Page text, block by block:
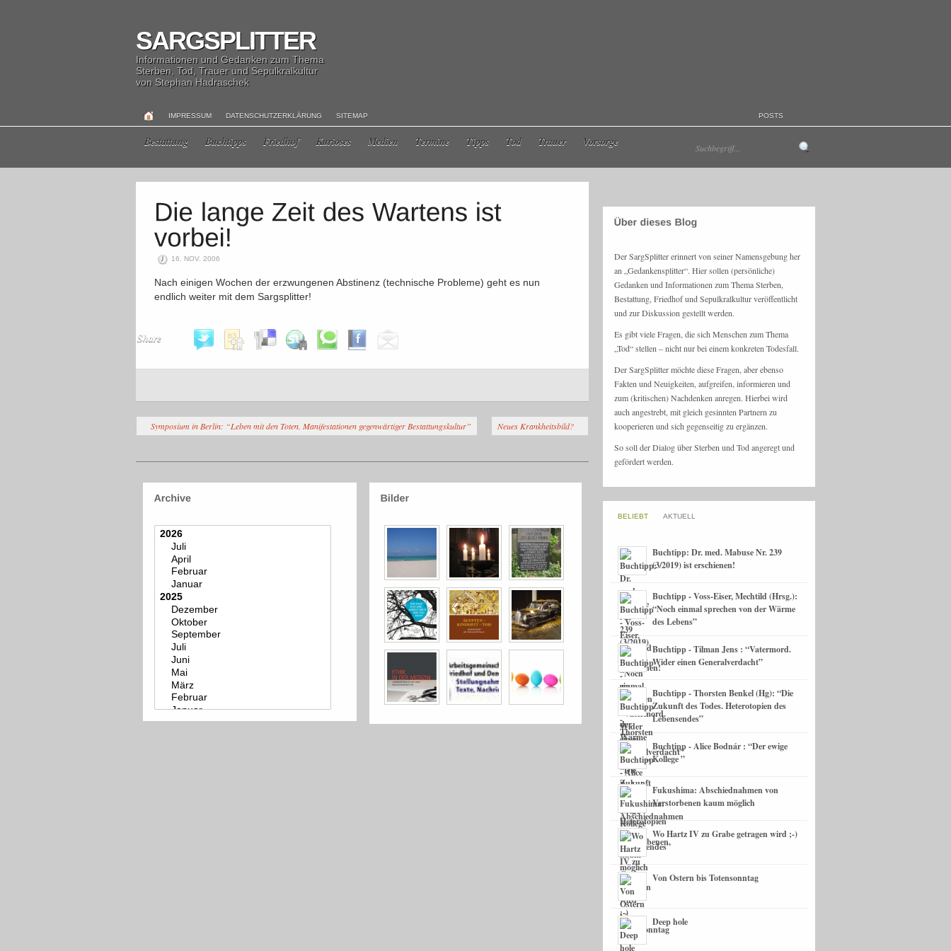
SARGSPLITTER
Informationen und Gedanken zum Thema
Sterben, Tod, Trauer und Sepulkralkultur
von Stephan Hadraschek
IMPRESSUM DATENSCHUTZERKLÄRUNG SITEMAP POSTS
Bestattung Buchtipps Friedhof Kurioses Medien Termine Tipps Tod Trauer Vorsorge
16. NOV. 2006
Nach einigen Wochen der erzwungenen Abstinenz (technische Probleme) geht es nun
endlich weiter mit dem Sargsplitter!
Share
Symposium in Berlin: “Leben mit den Toten. Manifestationen gegenwärtiger Bestattungskultur” Neues Krankheitsbild?
Der SargSplitter erinnert von seiner Namensgebung her
an „Gedankensplitter“. Hier sollen (persönliche)
Gedanken und Informationen zum Thema Sterben,
Bestattung, Friedhof und Sepulkralkultur veröffentlicht
und zur Diskussion gestellt werden.
Es gibt viele Fragen, die sich Menschen zum Thema
„Tod“ stellen – nicht nur bei einem konkreten Todesfall.
Der SargSplitter möchte diese Fragen, aber ebenso
Fakten und Neuigkeiten, aufgreifen, informieren und
zum (kritischen) Nachdenken anregen. Hierbei wird
auch angestrebt, mit gleich gesinnten Partnern zu
kooperieren und sich gegenseitig zu ergänzen.
So soll der Dialog über Sterben und Tod angeregt und
gefördert werden.
BELIEBT AKTUELL
Buchtipp: Dr. med. Mabuse Nr. 239
(3/2019) ist erschienen!
Buchtipp - Voss-Eiser, Mechtild (Hrsg.):
“Noch einmal sprechen von der Wärme
des Lebens”
Buchtipp - Tilman Jens : “Vatermord.
Wider einen Generalverdacht”
Buchtipp - Thorsten Benkel (Hg): “Die
Zukunft des Todes. Heterotopien des
Lebensendes”
Buchtipp - Alice Bodnár : “Der ewige
Kollege ”
Fukushima: Abschiednahmen von
Verstorbenen kaum möglich
Wo Hartz IV zu Grabe getragen wird ;-)
Von Ostern bis Totensonntag
Deep hole